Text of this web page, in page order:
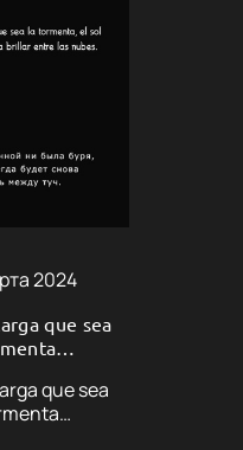
2024
que sea
que sea